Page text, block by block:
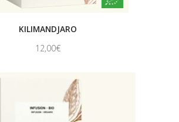
KILIMANDJARO
12,00€